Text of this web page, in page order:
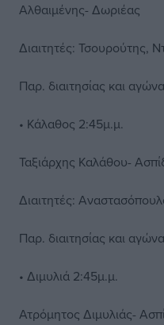
Αλθαιμένης- Δωριέας
Διαιτητές: Τσουρούτης,
Παρ. διαιτησίας και
• Κάλαθος 2:45μ.μ.
Ταξιάρχης Καλάθου-
Διαιτητές:
Παρ. διαιτησίας και
• Διμυλιά 2:45μ.μ.
Ατρόμητος Διμυλιάς-